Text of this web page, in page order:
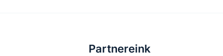
Partnereink